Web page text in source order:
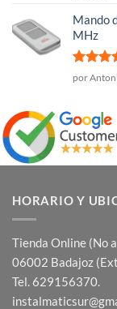
Mando
MHz
por
HORARIO Y
Tienda Online (No
06002 Badajoz
Tel. 629156370.